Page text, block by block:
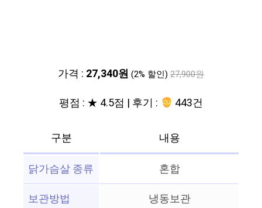
가격 : 27,340원 (2% 할인) 27,900원
평점 : ★ 4.5점 | 후기 : 443건
구분
내용
닭가슴살 종류
혼합
보관방법
냉동보관